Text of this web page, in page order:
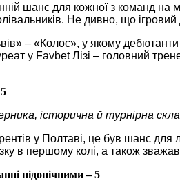
шанс для кожної з команд на
Не дивно, що
– «Колос», у якому
у Favbet Лізі – головний
історична й турнірна
у Полтаві, це був шанс для
в першому колі, а також
підопічними – 5